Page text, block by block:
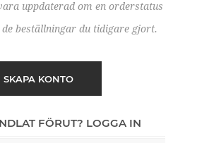
uppdaterad om en orderstatus
de beställningar du tidigare gjort.
SKAPA KONTO
FÖRUT? LOGGA IN